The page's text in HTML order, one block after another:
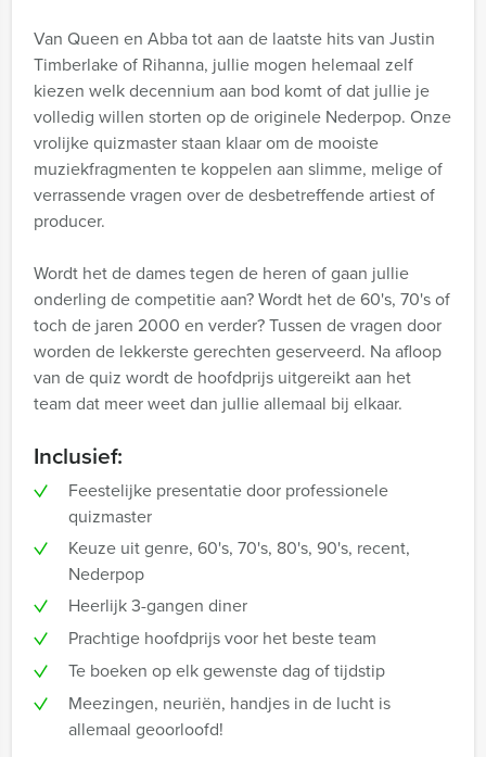
Van Queen en Abba tot aan de laatste hits van Justin
Timberlake of Rihanna, jullie mogen helemaal zelf
kiezen welk decennium aan bod komt of dat jullie je
volledig willen storten op de originele Nederpop. Onze
vrolijke quizmaster staan klaar om de mooiste
muziekfragmenten te koppelen aan slimme, melige of
verrassende vragen over de desbetreffende artiest of
producer.
Wordt het de dames tegen de heren of gaan jullie
onderling de competitie aan? Wordt het de 60's, 70's of
toch de jaren 2000 en verder? Tussen de vragen door
worden de lekkerste gerechten geserveerd. Na afloop
van de quiz wordt de hoofdprijs uitgereikt aan het
team dat meer weet dan jullie allemaal bij elkaar.
Inclusief:
Feestelijke presentatie door professionele
quizmaster
Keuze uit genre, 60's, 70's, 80's, 90's, recent,
Nederpop
Heerlijk 3-gangen diner
Prachtige hoofdprijs voor het beste team
Te boeken op elk gewenste dag of tijdstip
Meezingen, neuriën, handjes in de lucht is
allemaal geoorloofd!